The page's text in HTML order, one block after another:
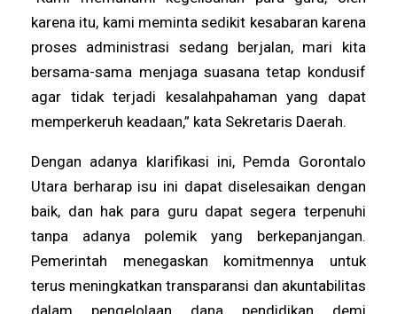
karena itu, kami meminta sedikit kesabaran karena
proses administrasi sedang berjalan, mari kita
bersama-sama menjaga suasana tetap kondusif
agar tidak terjadi kesalahpahaman yang dapat
memperkeruh keadaan,” kata Sekretaris Daerah.
Dengan adanya klarifikasi ini, Pemda Gorontalo
Utara berharap isu ini dapat diselesaikan dengan
baik, dan hak para guru dapat segera terpenuhi
tanpa adanya polemik yang berkepanjangan.
Pemerintah menegaskan komitmennya untuk
terus meningkatkan transparansi dan akuntabilitas
dalam pengelolaan dana pendidikan demi